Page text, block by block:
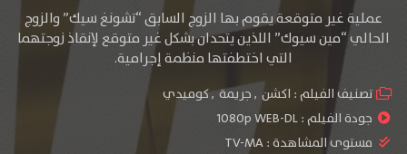
عملية غير متوقعة يقوم بها الزوج السابق “تشونغ سيك” والزوج
الحالي “مين سيوك” اللذين يتحدان بشكل غير متوقع لإنقاذ زوجتهما
التي اختطفتها منظمة إجرامية.
تصنيف الفيلم : اكشن ,جريمة ,كوميدي
جودة الفيلم :1080p WEB-DL
مستوى المشاهدة :TV-MA